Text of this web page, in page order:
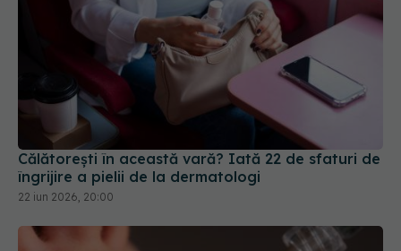
Călătorești în această vară? Iată 22 de sfaturi de
îngrijire a pielii de la dermatologi
22 iun 2026, 20:00